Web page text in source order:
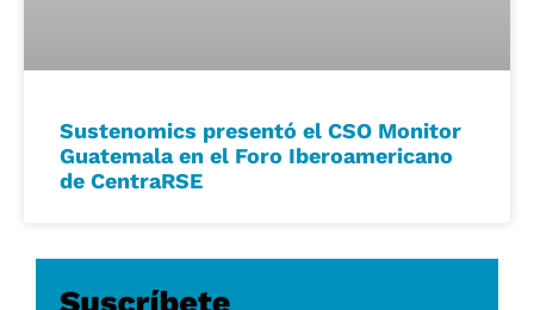
Sustenomics presentó el CSO Monitor
Guatemala en el Foro Iberoamericano
de CentraRSE